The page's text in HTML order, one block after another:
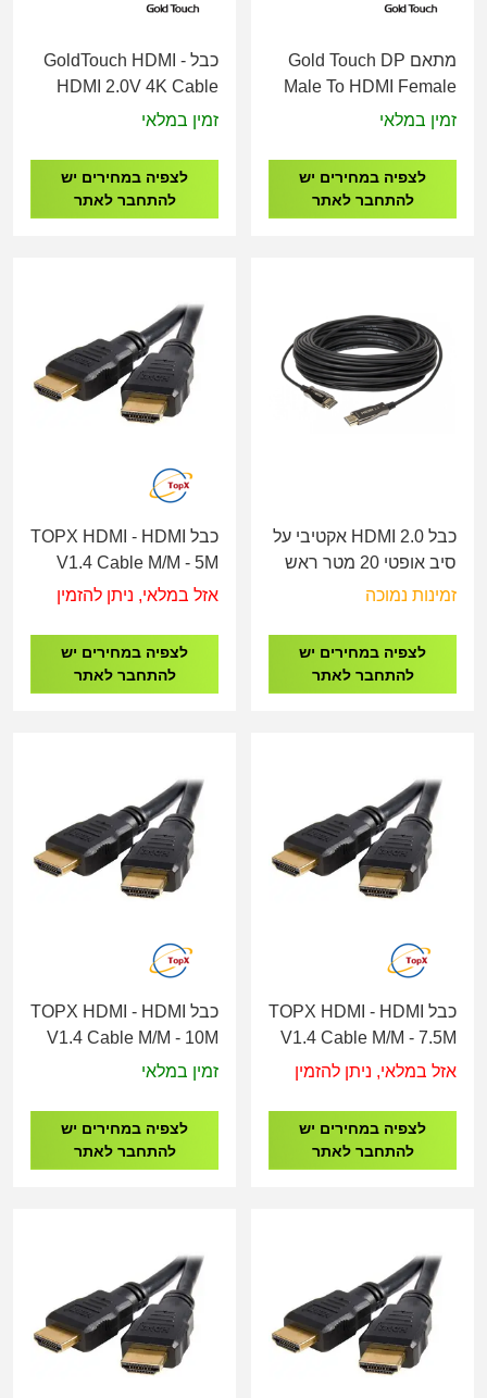
מתאם Gold Touch DP
Male To HDMI Female
Adapter
זמין במלאי
לצפיה במחירים יש
להתחבר לאתר
כבל GoldTouch HDMI -
HDMI 2.0V 4K Cable
M/M - 3M
זמין במלאי
לצפיה במחירים יש
להתחבר לאתר
כבל HDMI 2.0 אקטיבי על
סיב אופטי 20 מטר ראש
פריק
זמינות נמוכה
לצפיה במחירים יש
להתחבר לאתר
כבל TOPX HDMI - HDMI
V1.4 Cable M/M - 5M
אזל במלאי, ניתן להזמין
לצפיה במחירים יש
להתחבר לאתר
כבל TOPX HDMI - HDMI
V1.4 Cable M/M - 7.5M
אזל במלאי, ניתן להזמין
לצפיה במחירים יש
להתחבר לאתר
כבל TOPX HDMI - HDMI
V1.4 Cable M/M - 10M
זמין במלאי
לצפיה במחירים יש
להתחבר לאתר